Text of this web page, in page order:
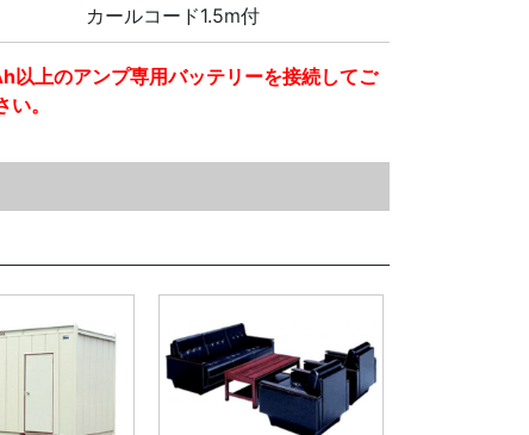
カールコード1.5m付
以上のアンプ専用バッテリーを接続してご
。